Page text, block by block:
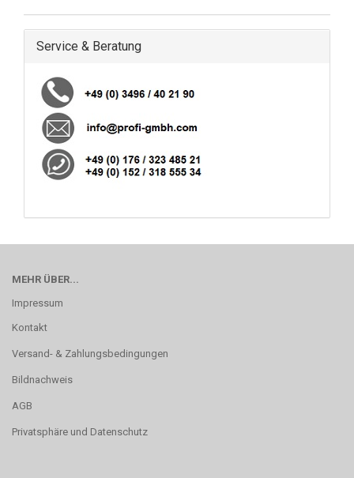
Service & Beratung
MEHR ÜBER...
Impressum
Kontakt
Versand- & Zahlungsbedingungen
Bildnachweis
AGB
Privatsphäre und Datenschutz